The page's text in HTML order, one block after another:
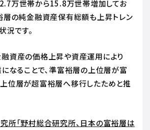
万世帯から15.8万世帯増加してお
層の純金融資産保有総額も上昇トレン
況です。
資産の価格上昇や資産運用により
になることで、準富裕層の上位層が富
位層が超富裕層へ移行したためと推
所「野村総合研究所、日本の富裕層は